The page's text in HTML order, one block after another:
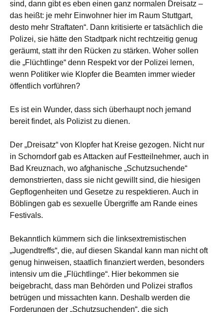
sind, dann gibt es eben einen ganz normalen Dreisatz –
das heißt: je mehr Einwohner hier im Raum Stuttgart,
desto mehr Straftaten“. Dann kritisierte er tatsächlich die
Polizei, sie hätte den Stadtpark nicht rechtzeitig genug
geräumt, statt ihr den Rücken zu stärken. Woher sollen
die „Flüchtlinge“ denn Respekt vor der Polizei lernen,
wenn Politiker wie Klopfer die Beamten immer wieder
öffentlich vorführen?
Es ist ein Wunder, dass sich überhaupt noch jemand
bereit findet, als Polizist zu dienen.
Der „Dreisatz“ von Klopfer hat Kreise gezogen. Nicht nur
in Schorndorf gab es Attacken auf Festteilnehmer, auch in
Bad Kreuznach, wo afghanische „Schutzsuchende“
demonstrierten, dass sie nicht gewillt sind, die hiesigen
Gepflogenheiten und Gesetze zu respektieren. Auch in
Böblingen gab es sexuelle Übergriffe am Rande eines
Festivals.
Bekanntlich kümmern sich die linksextremistischen
„Jugendtreffs“, die, auf diesen Skandal kann man nicht oft
genug hinweisen, staatlich finanziert werden, besonders
intensiv um die „Flüchtlinge“. Hier bekommen sie
beigebracht, dass man Behörden und Polizei straflos
betrügen und missachten kann. Deshalb werden die
Forderungen der „Schutzsuchenden“, die sich